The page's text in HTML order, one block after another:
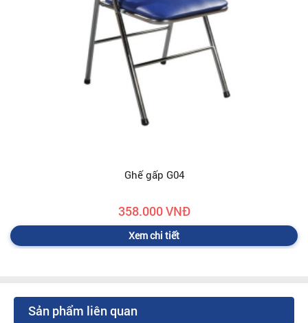
Ghế gấp G04
358.000 VNĐ
Xem chi tiết
Sản phẩm liên quan